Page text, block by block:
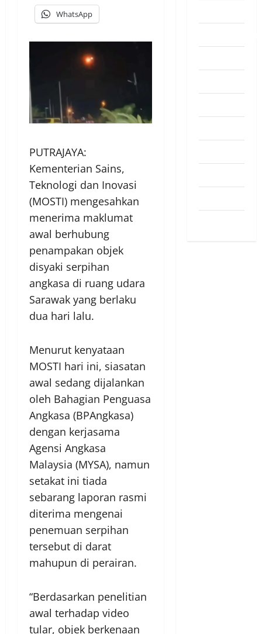
WhatsApp
PUTRAJAYA:
Kementerian Sains,
Teknologi dan Inovasi
(MOSTI) mengesahkan
menerima maklumat
awal berhubung
penampakan objek
disyaki serpihan
angkasa di ruang udara
Sarawak yang berlaku
dua hari lalu.
Menurut kenyataan
MOSTI hari ini, siasatan
awal sedang dijalankan
oleh Bahagian Penguasa
Angkasa (BPAngkasa)
dengan kerjasama
Agensi Angkasa
Malaysia (MYSA), namun
setakat ini tiada
sebarang laporan rasmi
diterima mengenai
penemuan serpihan
tersebut di darat
mahupun di perairan.
“Berdasarkan penelitian
awal terhadap video
tular, objek berkenaan